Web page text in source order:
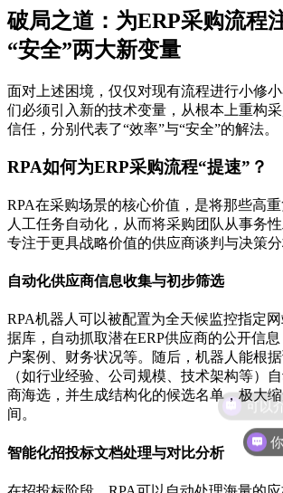
破局之道：为ERP采购流程
“安全”两大新变量
面对上述困境，仅仅对现有流程进行小修
们必须引入新的技术变量，从根本上重构
信任，分别代表了“效率”与“安全”的解法。
RPA如何为ERP采购流程“提速”？
RPA在采购场景的核心价值，是将那些高
人工任务自动化，从而将采购团队从事务
专注于更具战略价值的供应商谈判与决策分
自动化供应商信息收集与初步筛选
RPA机器人可以被配置为全天候监控指定
据库，自动抓取潜在ERP供应商的公开信
户案例、财务状况等。随后，机器人能根
（如行业经验、公司规模、技术架构等）
商海选，并生成结构化的候选名单，极大
间。
智能化招投标文档处理与对比分析